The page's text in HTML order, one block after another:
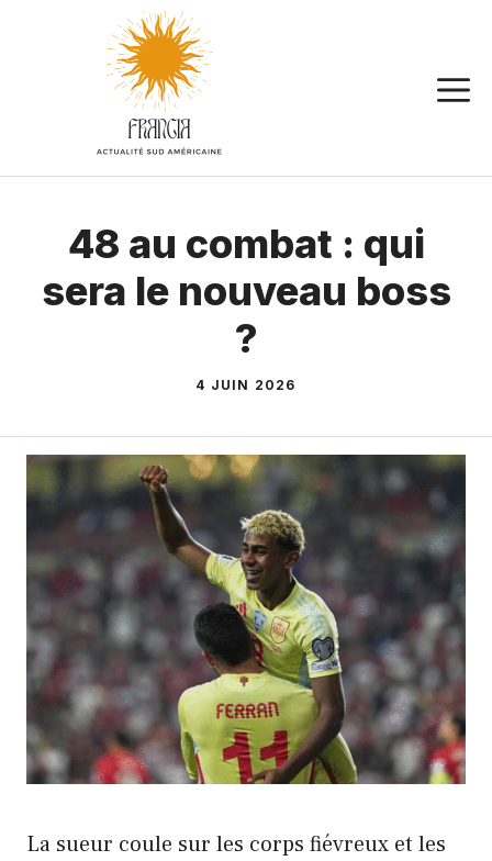
48 au combat : qui
sera le nouveau boss
?
4 JUIN 2026
La sueur coule sur les corps fiévreux et les